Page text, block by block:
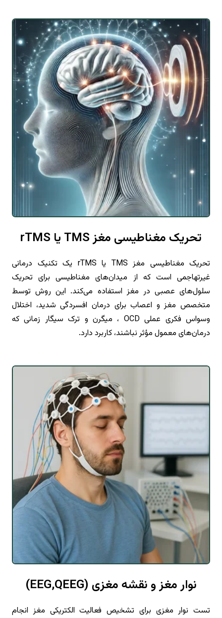
تحریک مغناطیسی مغز TMS یا rTMS
تحریک مغناطیسی مغز TMS یا rTMS یک تکنیک درمانی
غیرتهاجمی است که از میدان‌های مغناطیسی برای تحریک
سلول‌های عصبی در مغز استفاده می‌کند. این روش توسط
متخصص مغز و اعصاب برای درمان افسردگی شدید، اختلال
وسواس فکری عملی OCD ، میگرن و ترک سیگار زمانی که
درمان‌های معمول مؤثر نباشند، کاربرد دارد.
نوار مغز و نقشه مغزی (EEG,QEEG)
تست نوار مغزی برای تشخیص فعالیت الکتریکی مغز انجام